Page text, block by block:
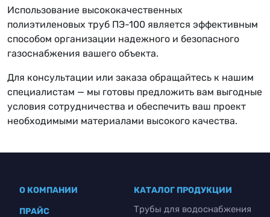
Использование высококачественных
полиэтиленовых труб ПЭ-100 является эффективным
способом организации надежного и безопасного
газоснабжения вашего объекта.
Для консультации или заказа обращайтесь к нашим
специалистам — мы готовы предложить вам выгодные
условия сотрудничества и обеспечить ваш проект
необходимыми материалами высокого качества.
О КОМПАНИИ
ПРАЙС
КАТАЛОГ ПРОДУКЦИИ
Трубы для водоснабжения